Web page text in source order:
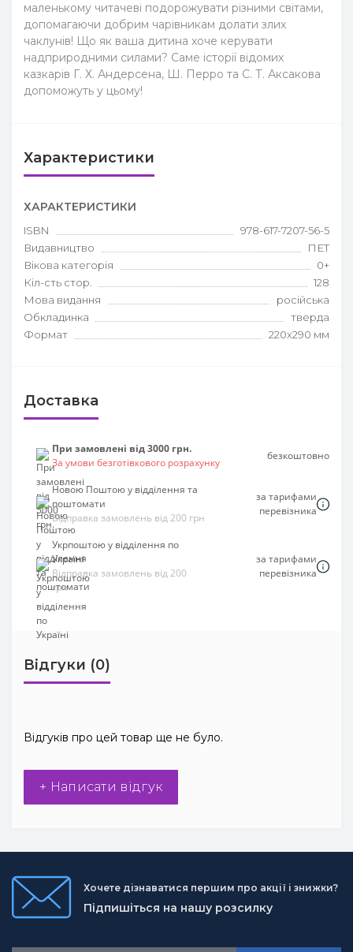
маленькому читачеві подорожувати різними світами,
допомагаючи добрим чарівникам долати злих
чаклунів! Що як ваша дитина хоче керувати
надприродними силами? Саме історії відомих
казкарів Г. Х. Андерсена, Ш. Перро та С. Т. Аксакова
допоможуть у цьому!
Характеристики
ХАРАКТЕРИСТИКИ
ISBN
978-617-7207-56-5
Видавництво
ПЕТ
Вікова категорія
0+
Кіл-сть стор.
128
Мова видання
російська
Обкладинка
тверда
Формат
220х290 мм
Доставка
При замовлені від 3000 грн.
За умови безготівкового розрахунку
безкоштовно
Новою Поштою у відділення та
поштомати
Відправка замовлень від 200 грн
за тарифами
перевізника
Укрпоштою у відділення по
Україні
Відправка замовлень від 200
грн
за тарифами
перевізника
Відгуки (0)
Відгуків про цей товар ще не було.
+ Написати відгук
Хочете дізнаватися першим про акції і знижки?
Підпишіться на нашу розсилку